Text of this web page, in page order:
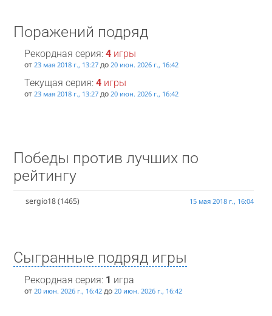
Поражений подряд
Рекордная серия: 4игры
от 23 мая 2018 г., 13:27до 20 июн. 2026 г., 16:42
Текущая серия: 4игры
от 23 мая 2018 г., 13:27до 20 июн. 2026 г., 16:42
Победы против лучших по
рейтингу
sergio18(1465) 15 мая 2018 г., 16:04
Сыгранные подряд игры
Рекордная серия: 1 игра
от 20 июн. 2026 г., 16:42до 20 июн. 2026 г., 16:42